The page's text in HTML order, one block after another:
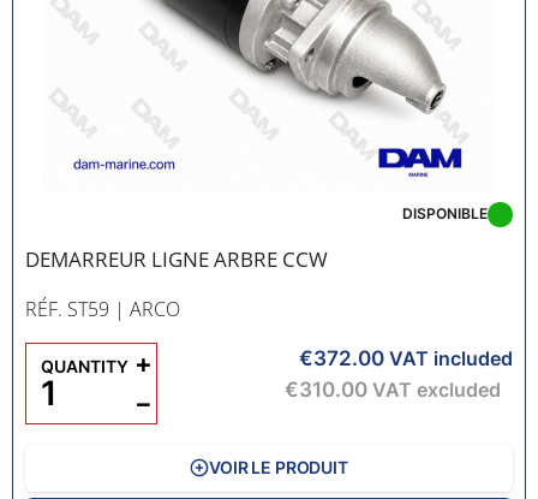
DEMARREUR LIGNE ARBRE CCW
RÉF. ST59 | ARCO
DISPONIBLE
€372.00 VAT included
€310.00 VAT excluded
QUANTITY
−
+
VOIR LE PRODUIT